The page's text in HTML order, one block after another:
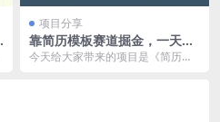
项目分享
靠简历模板赛道掘金，一天收
入1000 小白首选副业，保姆
今天给大家带来的项目是《简历模